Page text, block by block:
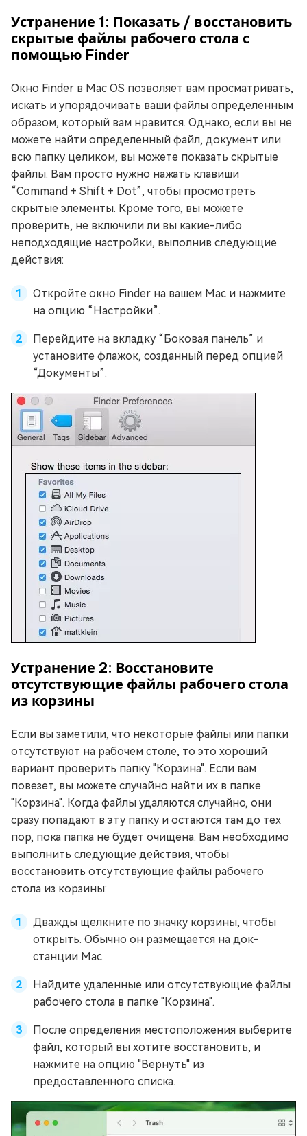
Устранение 1: Показать / восстановить
скрытые файлы рабочего стола с
помощью Finder
Окно Finder в Mac OS позволяет вам просматривать,
искать и упорядочивать ваши файлы определенным
образом, который вам нравится. Однако, если вы не
можете найти определенный файл, документ или
всю папку целиком, вы можете показать скрытые
файлы. Вам просто нужно нажать клавиши
“Command + Shift + Dot”, чтобы просмотреть
скрытые элементы. Кроме того, вы можете
проверить, не включили ли вы какие-либо
неподходящие настройки, выполнив следующие
действия:
Откройте окно Finder на вашем Mac и нажмите
на опцию “Настройки”.
Перейдите на вкладку “Боковая панель” и
установите флажок, созданный перед опцией
“Документы”.
Устранение 2: Восстановите
отсутствующие файлы рабочего стола
из корзины
Если вы заметили, что некоторые файлы или папки
отсутствуют на рабочем столе, то это хороший
вариант проверить папку "Корзина". Если вам
повезет, вы можете случайно найти их в папке
"Корзина". Когда файлы удаляются случайно, они
сразу попадают в эту папку и остаются там до тех
пор, пока папка не будет очищена. Вам необходимо
выполнить следующие действия, чтобы
восстановить отсутствующие файлы рабочего
стола из корзины:
Дважды щелкните по значку корзины, чтобы
открыть. Обычно он размещается на док-
станции Mac.
Найдите удаленные или отсутствующие файлы
рабочего стола в папке "Корзина".
После определения местоположения выберите
файл, который вы хотите восстановить, и
нажмите на опцию "Вернуть" из
предоставленного списка.